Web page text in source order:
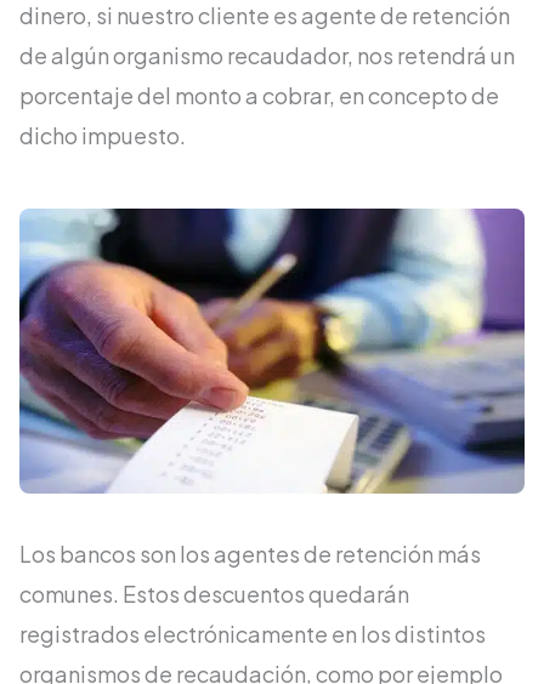
dinero, si nuestro cliente es agente de retención
de algún organismo recaudador, nos retendrá un
porcentaje del monto a cobrar, en concepto de
dicho impuesto.
Los bancos son los agentes de retención más
comunes. Estos descuentos quedarán
registrados electrónicamente en los distintos
organismos de recaudación, como por ejemplo